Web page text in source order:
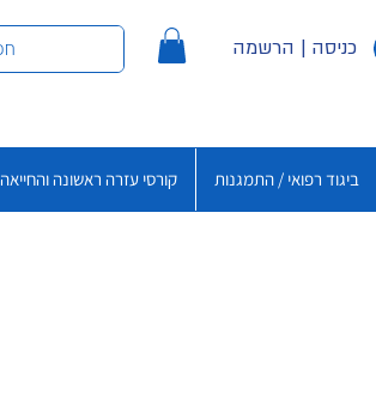
כניסה | הרשמה
ביגוד רפואי / התמגנות קורסי עזרה ראשונה והחייאה